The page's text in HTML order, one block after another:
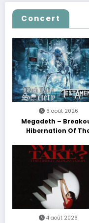
Concert
6 août 2026
Megadeth –
Hibernation Of
4 août 2026